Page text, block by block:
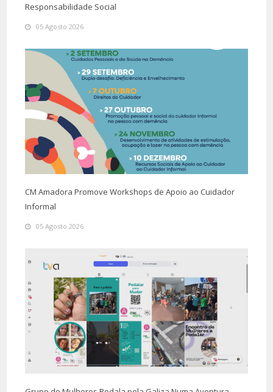
Responsabilidade Social
05 Agosto 2026
CM Amadora Promove Workshops de Apoio ao Cuidador
Informal
05 Agosto 2026